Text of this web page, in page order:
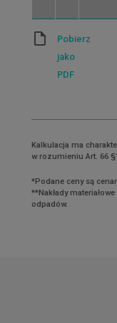
Pobierz
jako
PDF
Kalkulacja ma
w rozumieniu Art. 66
*Podane ceny są
**Nakłady
odpadów.